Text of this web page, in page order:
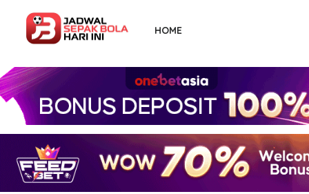
content
HOME